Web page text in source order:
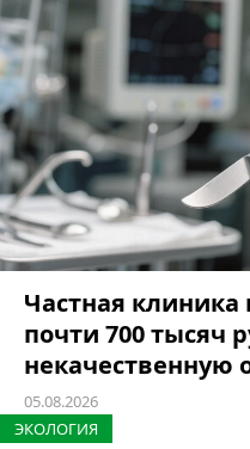
Частная
почти 700 тысяч
некачественную
05.08.2026
ЭКОЛОГИЯ